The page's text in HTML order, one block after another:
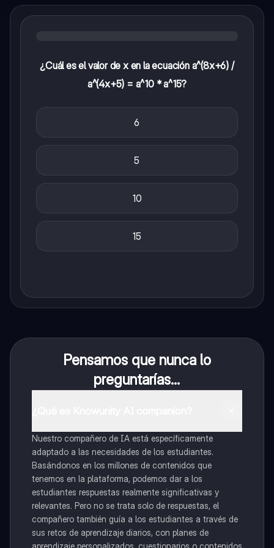
¿Cuál es el valor de x en la ecuación a^(8x+6) /
a^(4x+5) = a^10 * a^15?
6
5
10
15
Pensamos que nunca lo
preguntarías...
Nuestro compañero de IA está específicamente
adaptado a las necesidades de los estudiantes.
Basándonos en los millones de contenidos que
tenemos en la plataforma, podemos dar a los
estudiantes respuestas realmente significativas y
relevantes. Pero no se trata solo de respuestas, el
compañero también guía a los estudiantes a través de
sus retos de aprendizaje diarios, con planes de